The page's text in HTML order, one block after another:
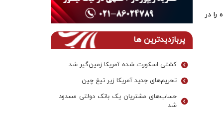
در
پربازدیدترین ها
کشتی اسکورت شده آمریکا زمین‌گیر شد
تحریم‌های جدید آمریکا زیر تیغ چین
حساب‌های مشتریان یک بانک‌ دولتی مسدود
شد